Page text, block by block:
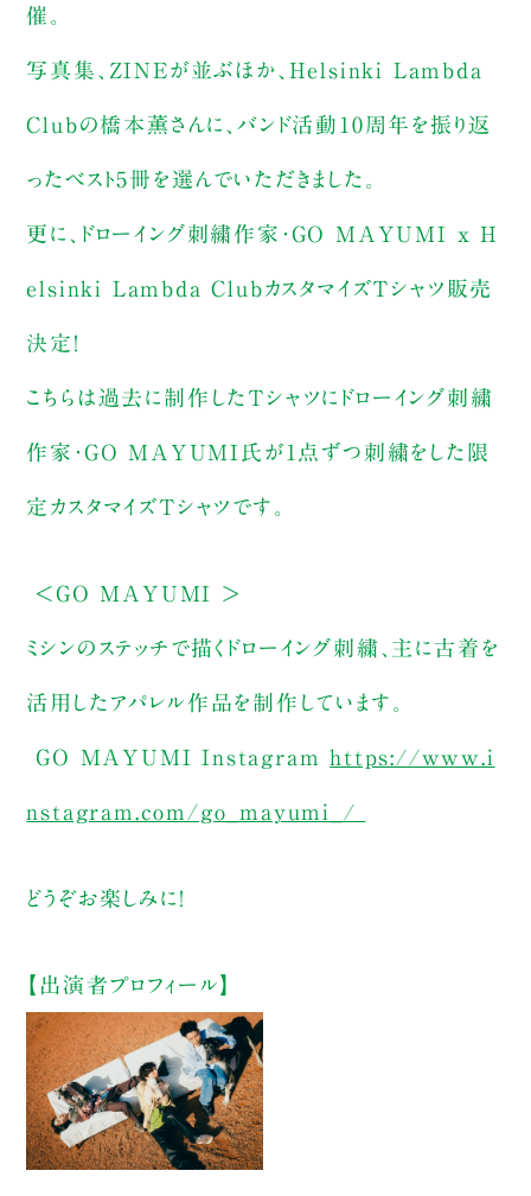
催。
写真集、ZINEが並ぶほか、Helsinki Lambda
Clubの橋本薫さんに、バンド活動10周年を振り返
ったベスト5冊を選んでいただきました。
更に、ドローイング刺繍作家・GO MAYUMI x H
elsinki Lambda ClubカスタマイズTシャツ販売
決定！
こちらは過去に制作したTシャツにドローイング刺繍
作家・GO MAYUMI氏が1点ずつ刺繍をした限
定カスタマイズTシャツです。
＜GO MAYUMI ＞
ミシンのステッチで描くドローイング刺繍、主に古着を
活用したアパレル作品を制作しています。
GO MAYUMI Instagramhttps://www.i
nstagram.com/go_mayumi_/
どうぞお楽しみに！
【出演者プロフィール】